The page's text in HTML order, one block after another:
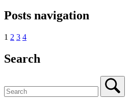
Posts navigation
1 2 3 4
Search